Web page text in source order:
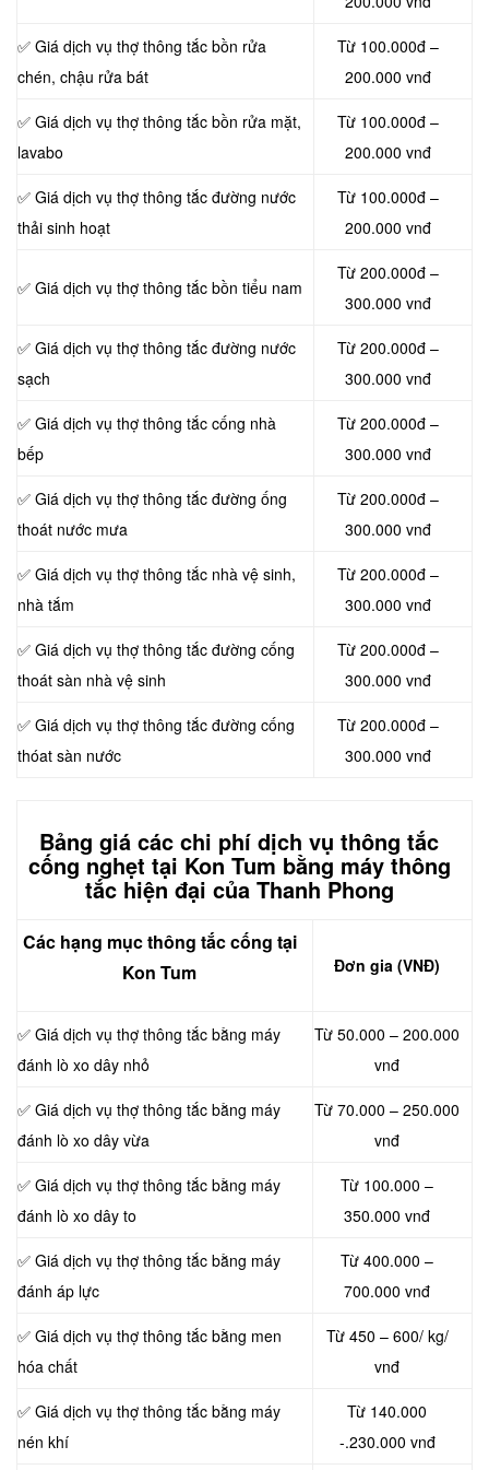
✅ Giá dịch vụ thợ thông tắc bồn rửa
chén, chậu rửa bát
Từ 100.000đ –
200.000 vnđ
✅ Giá dịch vụ thợ thông tắc bồn rửa mặt,
lavabo
Từ 100.000đ –
200.000 vnđ
‎✅ Giá dịch vụ thợ thông tắc đường nước
thải sinh hoạt
Từ 100.000đ –
200.000 vnđ
✅ Giá dịch vụ thợ thông tắc bồn tiểu nam
Từ 200.000đ –
300.000 vnđ
✅ Giá dịch vụ thợ thông tắc đường nước
sạch
Từ 200.000đ –
300.000 vnđ
✅ Giá dịch vụ thợ thông tắc cống nhà
bếp
Từ 200.000đ –
300.000 vnđ
✅ Giá dịch vụ thợ thông tắc đường ống
thoát nước mưa
Từ 200.000đ –
300.000 vnđ
✅ Giá dịch vụ thợ thông tắc nhà vệ sinh,
nhà tắm
Từ 200.000đ –
300.000 vnđ
✅ Giá dịch vụ thợ thông tắc đường cống
thoát sàn nhà vệ sinh
Từ 200.000đ –
300.000 vnđ
✅ Giá dịch vụ thợ thông tắc đường cống
thóat sàn nước
Từ 200.000đ –
300.000 vnđ
Bảng giá các chi phí dịch vụ thông tắc
cống nghẹt tại Kon Tum bằng máy thông
tắc hiện đại của Thanh Phong
Các hạng mục thông tắc cống tại
Kon Tum
Đơn gia (VNĐ)
✅ Giá dịch vụ thợ thông tắc bằng máy
đánh lò xo dây nhỏ
Từ 50.000 – 200.000
vnđ
✅ Giá dịch vụ thợ thông tắc bằng máy
đánh lò xo dây vừa
Từ 70.000 – 250.000
vnđ
✅ Giá dịch vụ thợ thông tắc bằng máy
đánh lò xo dây to
Từ 100.000 –
350.000 vnđ
✅ Giá dịch vụ thợ thông tắc bằng máy
đánh áp lực
Từ 400.000 –
700.000 vnđ
✅ Giá dịch vụ thợ thông tắc bằng men
hóa chất
Từ 450 – 600/ kg/
vnđ
✅ Giá dịch vụ thợ thông tắc bằng máy
nén khí
Từ 140.000
-.230.000 vnđ